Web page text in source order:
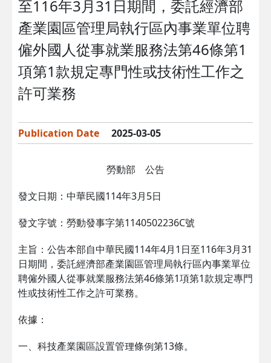
至116年3月31日期間，委託經濟部
產業園區管理局執行區內事業單位聘
僱外國人從事就業服務法第46條第1
項第1款規定專門性或技術性工作之
許可業務
Publication Date 2025-03-05
勞動部 公告
發文日期：中華民國114年3月5日
發文字號：勞動發事字第1140502236C號
主旨：公告本部自中華民國114年4月1日至116年3月31
日期間，委託經濟部產業園區管理局執行區內事業單位
聘僱外國人從事就業服務法第46條第1項第1款規定專門
性或技術性工作之許可業務。
依據：
一、科技產業園區設置管理條例第13條。